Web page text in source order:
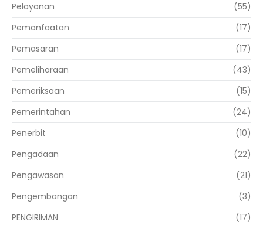
Pelayanan
(55)
Pemanfaatan
(17)
Pemasaran
(17)
Pemeliharaan
(43)
Pemeriksaan
(15)
Pemerintahan
(24)
Penerbit
(10)
Pengadaan
(22)
Pengawasan
(21)
Pengembangan
(3)
PENGIRIMAN
(17)